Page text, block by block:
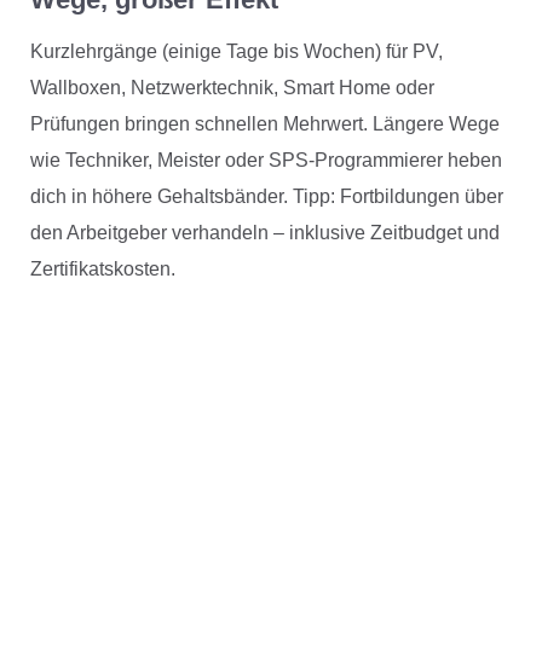
Kurzlehrgänge (einige Tage bis Wochen) für PV,
Wallboxen, Netzwerktechnik, Smart Home oder
Prüfungen bringen schnellen Mehrwert. Längere Wege
wie Techniker, Meister oder SPS-Programmierer heben
dich in höhere Gehaltsbänder. Tipp: Fortbildungen über
den Arbeitgeber verhandeln – inklusive Zeitbudget und
Zertifikatskosten.